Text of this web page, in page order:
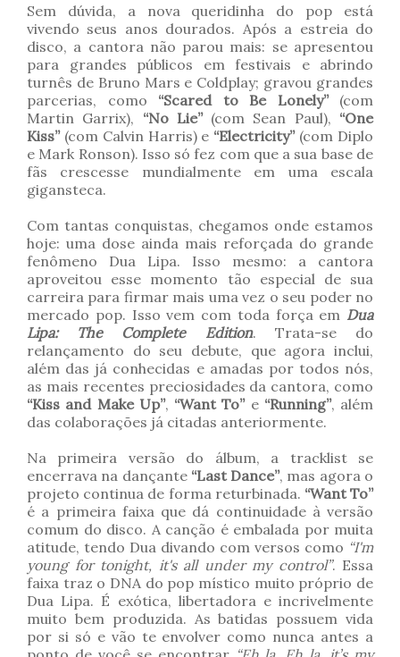
Sem dúvida, a nova queridinha do pop está
vivendo seus anos dourados. Após a estreia do
disco, a cantora não parou mais: se apresentou
para grandes públicos em festivais e abrindo
turnês de Bruno Mars e Coldplay; gravou grandes
parcerias, como “Scared to Be Lonely”(com
Martin Garrix), “No Lie”(com Sean Paul), “One
Kiss”(com Calvin Harris) e “Electricity” (com Diplo
e Mark Ronson). Isso só fez com que a sua base de
fãs crescesse mundialmente em uma escala
gigansteca.
Com tantas conquistas, chegamos onde estamos
hoje: uma dose ainda mais reforçada do grande
fenômeno Dua Lipa. Isso mesmo: a cantora
aproveitou esse momento tão especial de sua
carreira para firmar mais uma vez o seu poder no
mercado pop. Isso vem com toda força em Dua
Lipa: The Complete Edition. Trata-se do
relançamento do seu debute, que agora inclui,
além das já conhecidas e amadas por todos nós,
as mais recentes preciosidades da cantora, como
“Kiss and Make Up”, “Want To”e “Running”, além
das colaborações já citadas anteriormente.
Na primeira versão do álbum, a tracklist se
encerrava na dançante “Last Dance”, mas agora o
projeto continua de forma returbinada. “Want To”
é a primeira faixa que dá continuidade à versão
comum do disco. A canção é embalada por muita
atitude, tendo Dua divando com versos como “I'm
young for tonight, it's all under my control”. Essa
faixa traz o DNA do pop místico muito próprio de
Dua Lipa. É exótica, libertadora e incrivelmente
muito bem produzida. As batidas possuem vida
por si só e vão te envolver como nunca antes a